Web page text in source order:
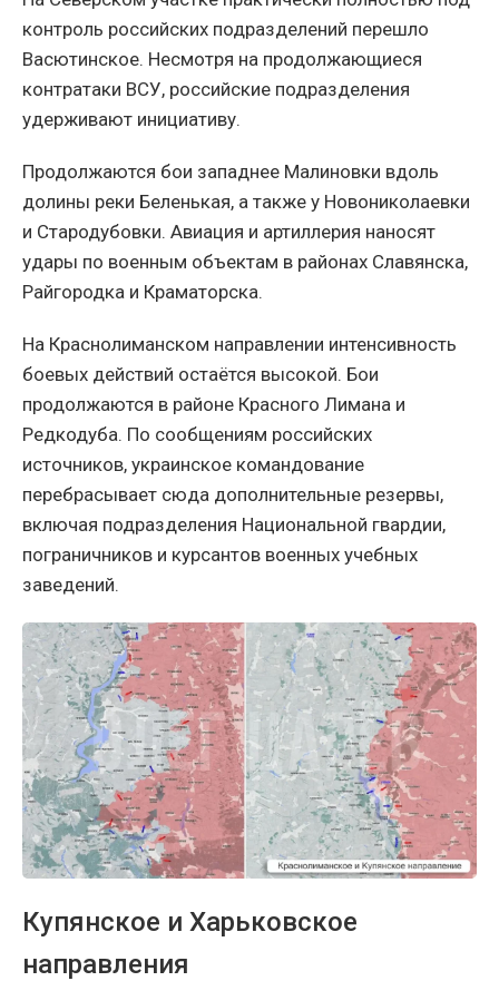
контроль российских подразделений перешло
Васютинское. Несмотря на продолжающиеся
контратаки ВСУ, российские подразделения
удерживают инициативу.
Продолжаются бои западнее Малиновки вдоль
долины реки Беленькая, а также у Новониколаевки
и Стародубовки. Авиация и артиллерия наносят
удары по военным объектам в районах Славянска,
Райгородка и Краматорска.
На Краснолиманском направлении интенсивность
боевых действий остаётся высокой. Бои
продолжаются в районе Красного Лимана и
Редкодуба. По сообщениям российских
источников, украинское командование
перебрасывает сюда дополнительные резервы,
включая подразделения Национальной гвардии,
пограничников и курсантов военных учебных
заведений.
Купянское и Харьковское
направления